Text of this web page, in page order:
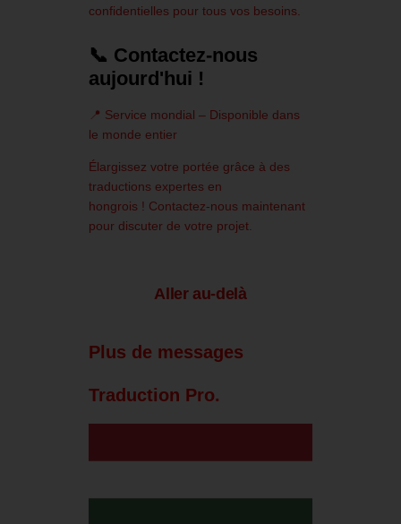
confidentielles pour tous vos besoins.
📞 Contactez-nous
aujourd'hui !
📍 Service mondial – Disponible dans
le monde entier
Élargissez votre portée grâce à des
traductions expertes en
hongrois ! Contactez-nous maintenant
pour discuter de votre projet.
Aller au-delà
Plus de messages
Traduction Pro.